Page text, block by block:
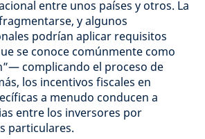
entre unos países y otros. La
y algunos
podrían aplicar requisitos
se conoce comúnmente como
complicando el proceso de
los incentivos fiscales en
a menudo conducen a
entre los inversores por
particulares.